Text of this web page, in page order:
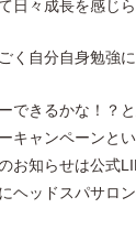
日々成長を感じ
く自分自身勉強に
できるかな！？
キャンペーンと
お知らせは公式
ヘッドスパサロ